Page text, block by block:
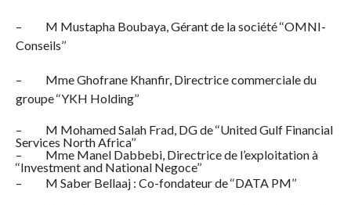
– M Mustapha Boubaya, Gérant de la société ‘‘OMNI-
Conseils’’
– Mme Ghofrane Khanfir, Directrice commerciale du
groupe ‘‘YKH Holding’’
– M Mohamed Salah Frad, DG de ‘‘United Gulf Financial
Services North Africa’’
– Mme Manel Dabbebi, Directrice de l’exploitation à
‘‘Investment and National Negoce’’
– M Saber Bellaaj : Co-fondateur de ‘‘DATA PM’’